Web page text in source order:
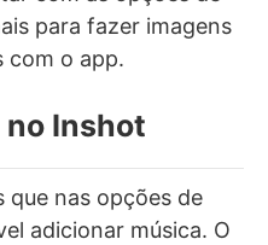
para fazer imagens
com o app.
Inshot
que nas opções de
adicionar música. O